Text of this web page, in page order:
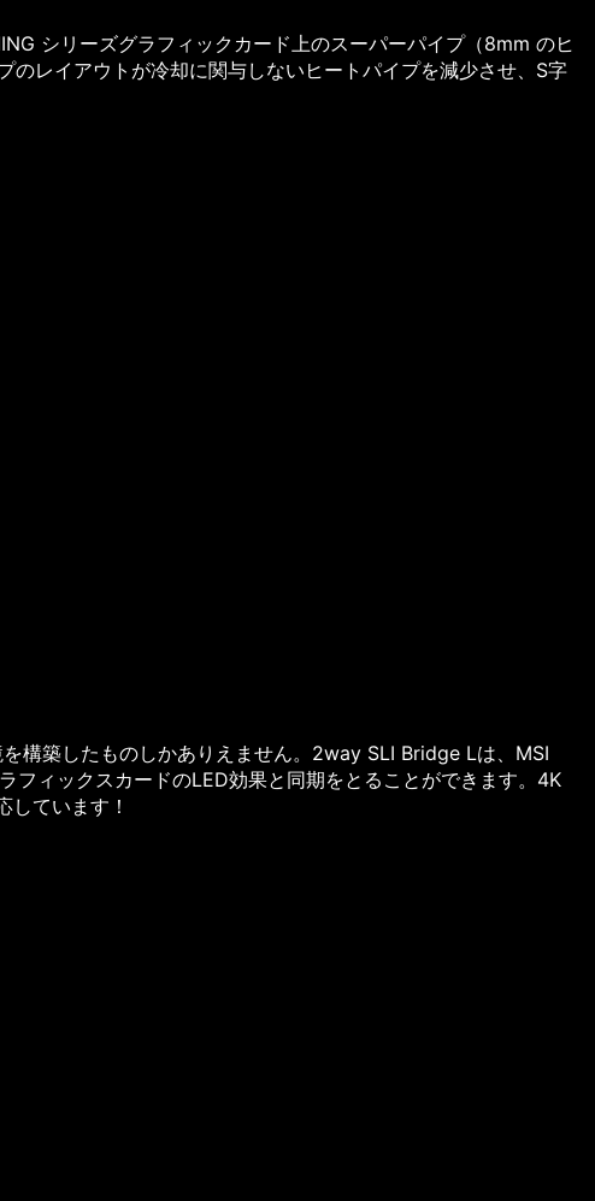
シリーズグラフィックカード上のスーパーパイプ（8mm のヒ
レイアウトが冷却に関与しないヒートパイプを減少させ、S字
構築したものしかありえません。2way SLI Bridge Lは、MSI
フィックスカードのLED効果と同期をとることができます。4K
ています！